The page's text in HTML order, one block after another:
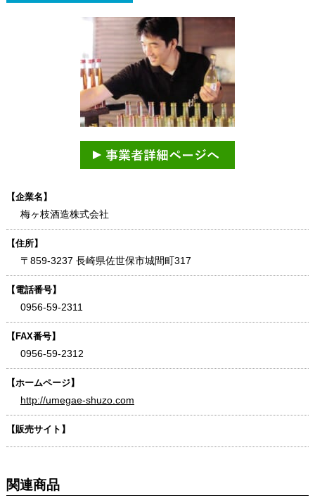
【企業名】
梅ヶ枝酒造株式会社
【住所】
〒859-3237 長崎県佐世保市城間町317
【電話番号】
0956-59-2311
【FAX番号】
0956-59-2312
【ホームページ】
http://umegae-shuzo.com
【販売サイト】
関連商品